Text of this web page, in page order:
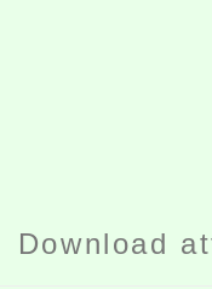
Download